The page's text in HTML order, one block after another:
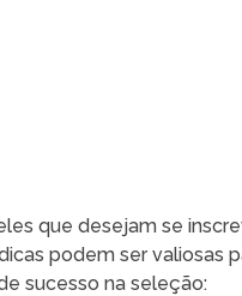
que desejam se
podem ser valiosas
sucesso na seleção: